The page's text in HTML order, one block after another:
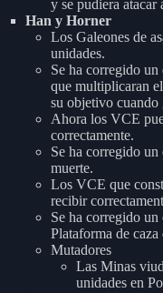
y se pudiera atacar
Han y Horner
Los Galeones de
unidades.
Se ha corregido un
que multiplicaran
su objetivo cuando
Ahora los VCE
correctamente.
Se ha corregido
muerte.
Los VCE que
recibir
Se ha corregido
Plataforma de
Mutadores
Las Minas
unidades en